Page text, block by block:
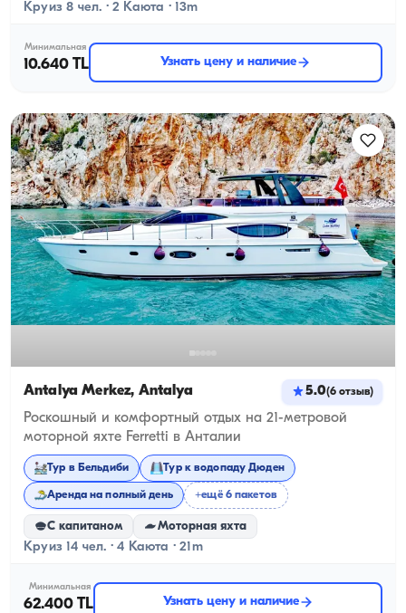
Круиз 8 чел. · 2 Каюта · 13m
Минимальная
10.640 TL Узнать цену и наличие
Antalya Merkez, Antalya 5.0(6 отзыв)
Роскошный и комфортный отдых на 21-метровой
моторной яхте Ferretti в Анталии
Тур в Бельдиби Тур к водопаду Дюден
Аренда на полный день +ещё 6 пакетов
С капитаном Моторная яхта
Круиз 14 чел. · 4 Каюта · 21m
Минимальная
62.400 TL Узнать цену и наличие